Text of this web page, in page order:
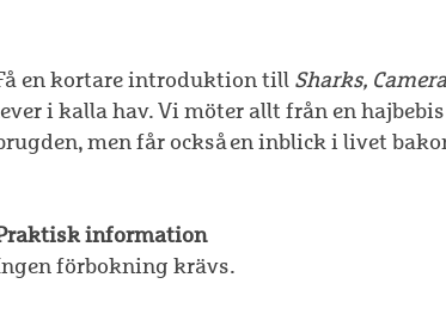
en kortare introduktion till Sharks,
i kalla hav. Vi möter allt från en
men får också en inblick i livet
information
förbokning krävs.